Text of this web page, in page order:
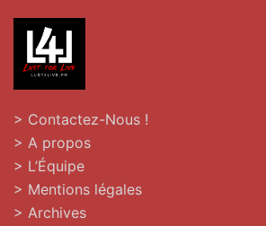
> Contactez-Nous !
> A propos
> L’Équipe
> Mentions légales
> Archives